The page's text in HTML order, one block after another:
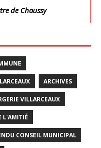
de Chaussy
ARCHIVES
VILLARCEAUX
L'AMITIÉ
CONSEIL MUNICIPAL